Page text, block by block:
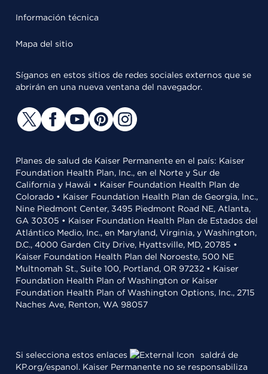
Información técnica
Mapa del sitio
Síganos en estos sitios de redes sociales externos que se
abrirán en una nueva ventana del navegador.
Planes de salud de Kaiser Permanente en el país: Kaiser
Foundation Health Plan, Inc., en el Norte y Sur de
California y Hawái • Kaiser Foundation Health Plan de
Colorado • Kaiser Foundation Health Plan de Georgia, Inc.,
Nine Piedmont Center, 3495 Piedmont Road NE, Atlanta,
GA 30305 • Kaiser Foundation Health Plan de Estados del
Atlántico Medio, Inc., en Maryland, Virginia, y Washington,
D.C., 4000 Garden City Drive, Hyattsville, MD, 20785 •
Kaiser Foundation Health Plan del Noroeste, 500 NE
Multnomah St., Suite 100, Portland, OR 97232 • Kaiser
Foundation Health Plan of Washington or Kaiser
Foundation Health Plan of Washington Options, Inc., 2715
Naches Ave, Renton, WA 98057
Si selecciona estos enlaces
saldrá de
KP.org/espanol. Kaiser Permanente no se responsabiliza